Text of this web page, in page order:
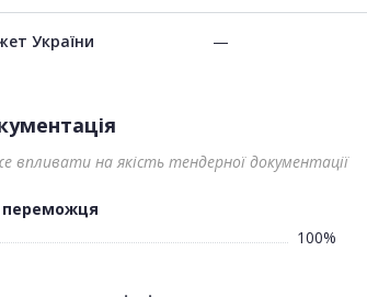
України —
впливати на якість тендерної документації
переможця
100%